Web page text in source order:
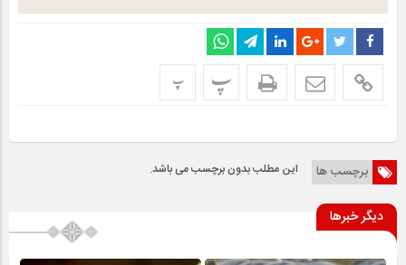
پ پ
برچسب ها این مطلب بدون برچسب می باشد.
دیگر خبرها